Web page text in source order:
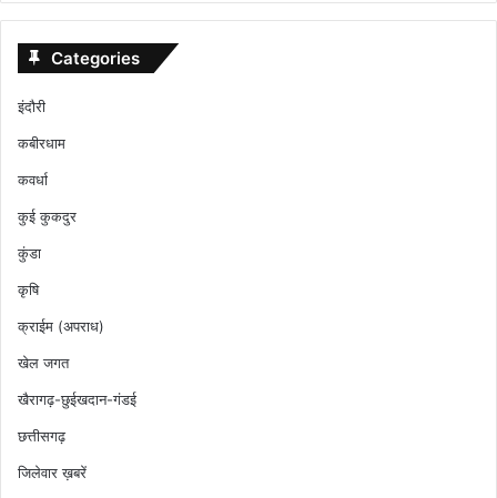
Categories
इंदौरी
कबीरधाम
कवर्धा
कुई कुकदुर
कुंडा
कृषि
क्राईम (अपराध)
खेल जगत
खैरागढ़-छुईखदान-गंडई
छत्तीसगढ़
जिलेवार ख़बरें